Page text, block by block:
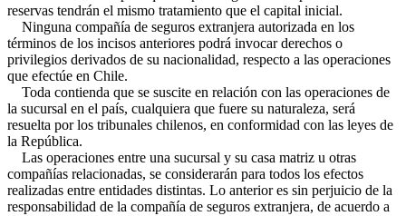
reservas tendrán el mismo tratamiento que el capital inicial.
Ninguna compañía de seguros extranjera autorizada en los
términos de los incisos anteriores podrá invocar derechos o
privilegios derivados de su nacionalidad, respecto a las operaciones
que efectúe en Chile.
Toda contienda que se suscite en relación con las operaciones de
la sucursal en el país, cualquiera que fuere su naturaleza, será
resuelta por los tribunales chilenos, en conformidad con las leyes de
la República.
Las operaciones entre una sucursal y su casa matriz u otras
compañías relacionadas, se considerarán para todos los efectos
realizadas entre entidades distintas. Lo anterior es sin perjuicio de la
responsabilidad de la compañía de seguros extranjera, de acuerdo a